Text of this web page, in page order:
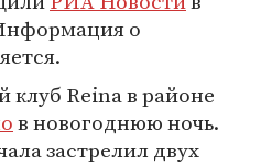
о
клуб Reina в районе
в новогоднюю ночь.
застрелил двух